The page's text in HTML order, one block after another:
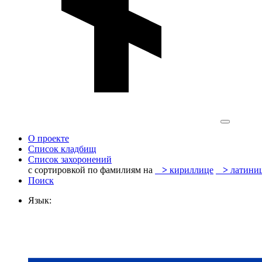
О проекте
Список кладбищ
Список захоронений
с сортировкой по фамилиям на
> кириллице >
Поиск
Язык: